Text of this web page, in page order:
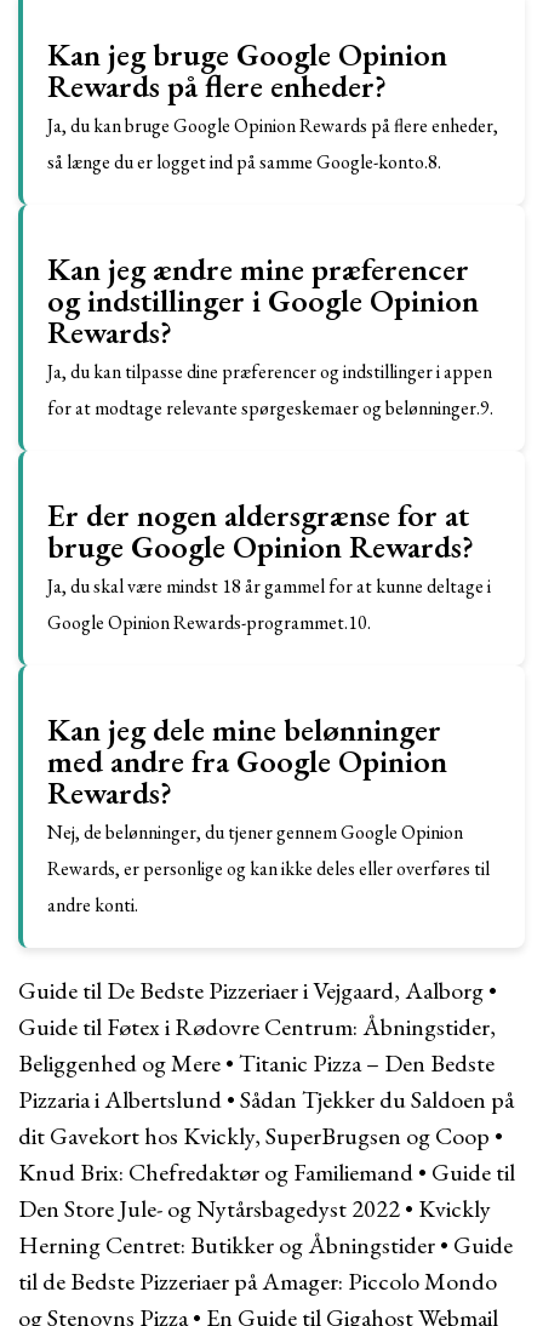
Kan jeg bruge Google Opinion
Rewards på flere enheder?
Ja, du kan bruge Google Opinion Rewards på flere enheder,
så længe du er logget ind på samme Google-konto.8.
Kan jeg ændre mine præferencer
og indstillinger i Google Opinion
Rewards?
Ja, du kan tilpasse dine præferencer og indstillinger i appen
for at modtage relevante spørgeskemaer og belønninger.9.
Er der nogen aldersgrænse for at
bruge Google Opinion Rewards?
Ja, du skal være mindst 18 år gammel for at kunne deltage i
Google Opinion Rewards-programmet.10.
Kan jeg dele mine belønninger
med andre fra Google Opinion
Rewards?
Nej, de belønninger, du tjener gennem Google Opinion
Rewards, er personlige og kan ikke deles eller overføres til
andre konti.
Guide til De Bedste Pizzeriaer i Vejgaard, Aalborg•
Guide til Føtex i Rødovre Centrum: Åbningstider,
Beliggenhed og Mere•Titanic Pizza – Den Bedste
Pizzaria i Albertslund•Sådan Tjekker du Saldoen på
dit Gavekort hos Kvickly, SuperBrugsen og Coop •
Knud Brix: Chefredaktør og Familiemand• Guide til
Den Store Jule- og Nytårsbagedyst 2022• Kvickly
Herning Centret: Butikker og Åbningstider• Guide
til de Bedste Pizzeriaer på Amager: Piccolo Mondo
og Stenovns Pizza• En Guide til Gigahost Webmail